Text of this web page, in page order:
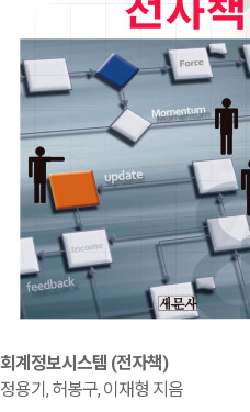
회계정보시스템 (전자책)
정용기, 허봉구, 이재형 지음